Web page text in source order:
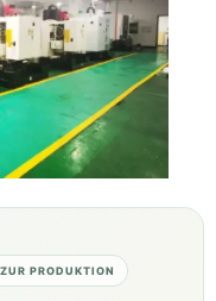
PRODUKTION